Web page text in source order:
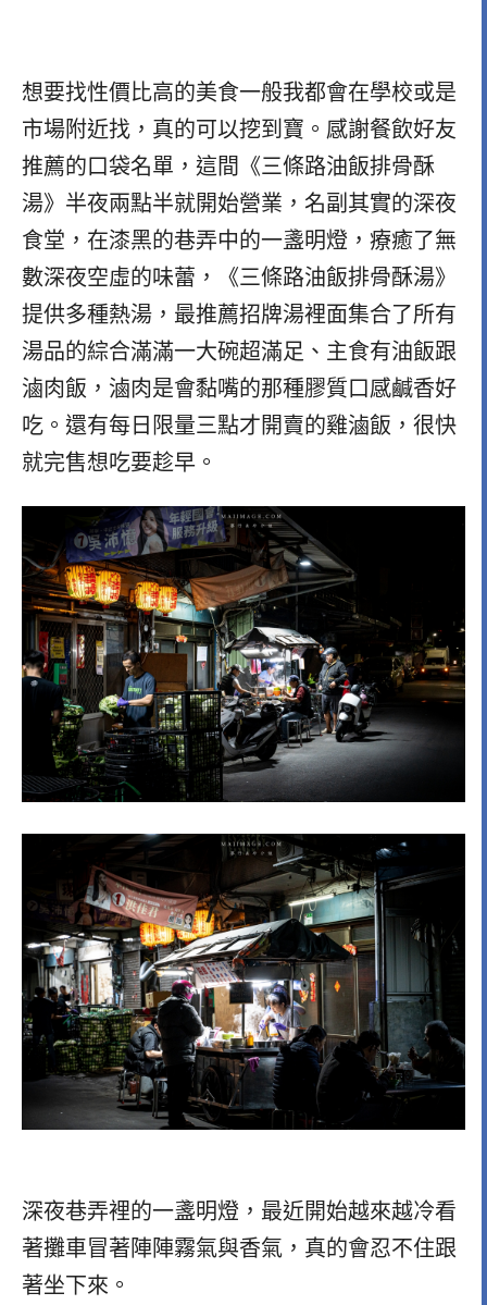
想要找性價比高的美食一般我都會在學校或是
市場附近找，真的可以挖到寶。感謝餐飲好友
推薦的口袋名單，這間《三條路油飯排骨酥
湯》半夜兩點半就開始營業，名副其實的深夜
食堂，在漆黑的巷弄中的一盞明燈，療癒了無
數深夜空虛的味蕾，《三條路油飯排骨酥湯》
提供多種熱湯，最推薦招牌湯裡面集合了所有
湯品的綜合滿滿一大碗超滿足、主食有油飯跟
滷肉飯，滷肉是會黏嘴的那種膠質口感鹹香好
吃。還有每日限量三點才開賣的雞滷飯，很快
就完售想吃要趁早。
深夜巷弄裡的一盞明燈，最近開始越來越冷看
著攤車冒著陣陣霧氣與香氣，真的會忍不住跟
著坐下來。